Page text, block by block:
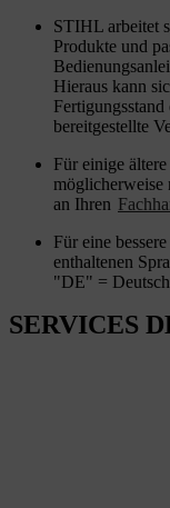
STIHL arbeitet
Produkte und
Hieraus kann
bereitgestellte
Für einige
möglicherweise
an Ihren
Für eine
enthaltenen
"DE" =
SERVICES